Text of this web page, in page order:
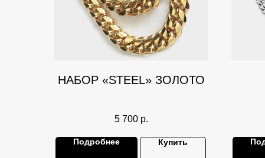
НАБОР «STEEL» ЗОЛОТО
5 700 р.
Подробнее Купить